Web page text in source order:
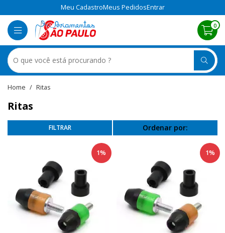
Meu CadastroMeus PedidosEntrar
0
Ritas
Ritas
Ordenar por:
1% 1%